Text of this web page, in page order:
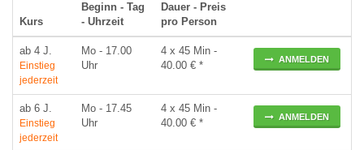
Kurs
Beginn - Tag
- Uhrzeit
Dauer - Preis
pro Person
ab 4 J.
Einstieg
jederzeit
Mo - 17.00
Uhr
4 x 45 Min -
40.00 € *
ANMELDEN
ab 6 J.
Einstieg
jederzeit
Mo - 17.45
Uhr
4 x 45 Min -
40.00 € *
ANMELDEN